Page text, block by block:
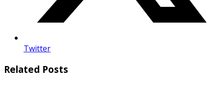
Twitter
Related Posts